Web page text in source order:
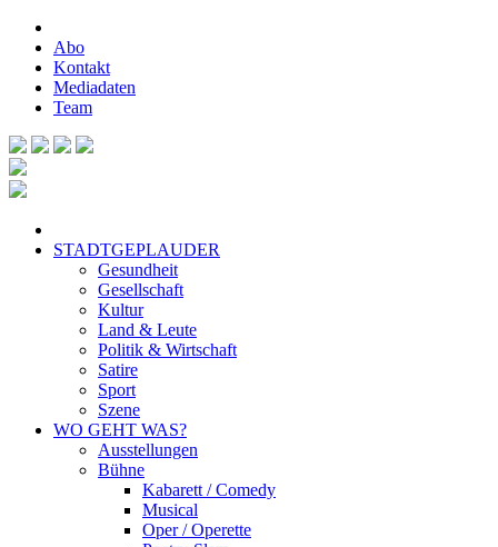
Abo
Kontakt
Mediadaten
Team
STADTGEPLAUDER
Gesundheit
Gesellschaft
Kultur
Land & Leute
Politik & Wirtschaft
Satire
Sport
Szene
WO GEHT WAS?
Ausstellungen
Bühne
Kabarett / Comedy
Musical
Oper / Operette